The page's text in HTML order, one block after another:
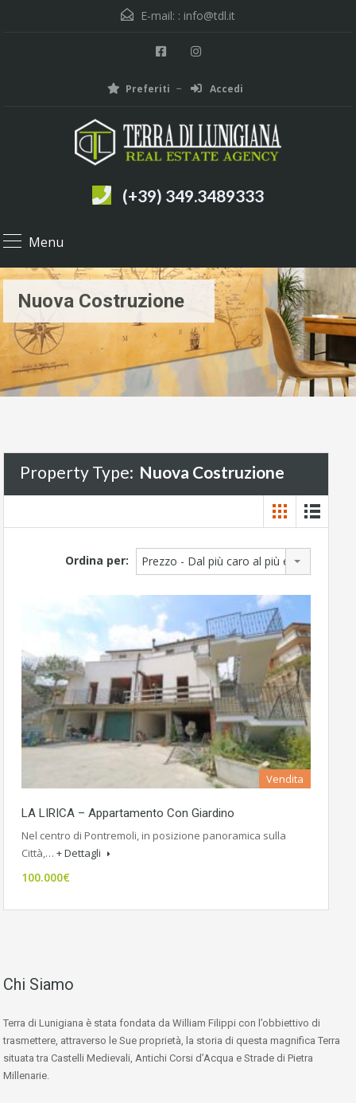
E-mail: : info@tdl.it
Preferiti Accedi
(+39) 349.3489333
Menu
Nuova Costruzione
Property Type: Nuova Costruzione
Ordina per: Prezzo - Dal più caro al più economico
Vendita
LA LIRICA – Appartamento Con Giardino
Nel centro di Pontremoli, in posizione panoramica sulla
Città,… + Dettagli
100.000€
Chi Siamo
Terra di Lunigiana è stata fondata da William Filippi con l’obbiettivo di
trasmettere, attraverso le Sue proprietà, la storia di questa magnifica Terra
situata tra Castelli Medievali, Antichi Corsi d’Acqua e Strade di Pietra
Millenarie.